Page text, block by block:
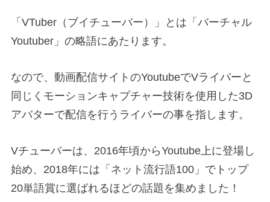
「VTuber（ブイチューバー）」とは「バーチャル
Youtuber」の略語にあたります。
なので、動画配信サイトのYoutubeでVライバーと
同じくモーションキャプチャー技術を使用した3D
アバターで配信を行うライバーの事を指します。
Vチューバーは、2016年頃からYoutube上に登場し
始め、2018年には「ネット流行語100」でトップ
20単語賞に選ばれるほどの話題を集めました！